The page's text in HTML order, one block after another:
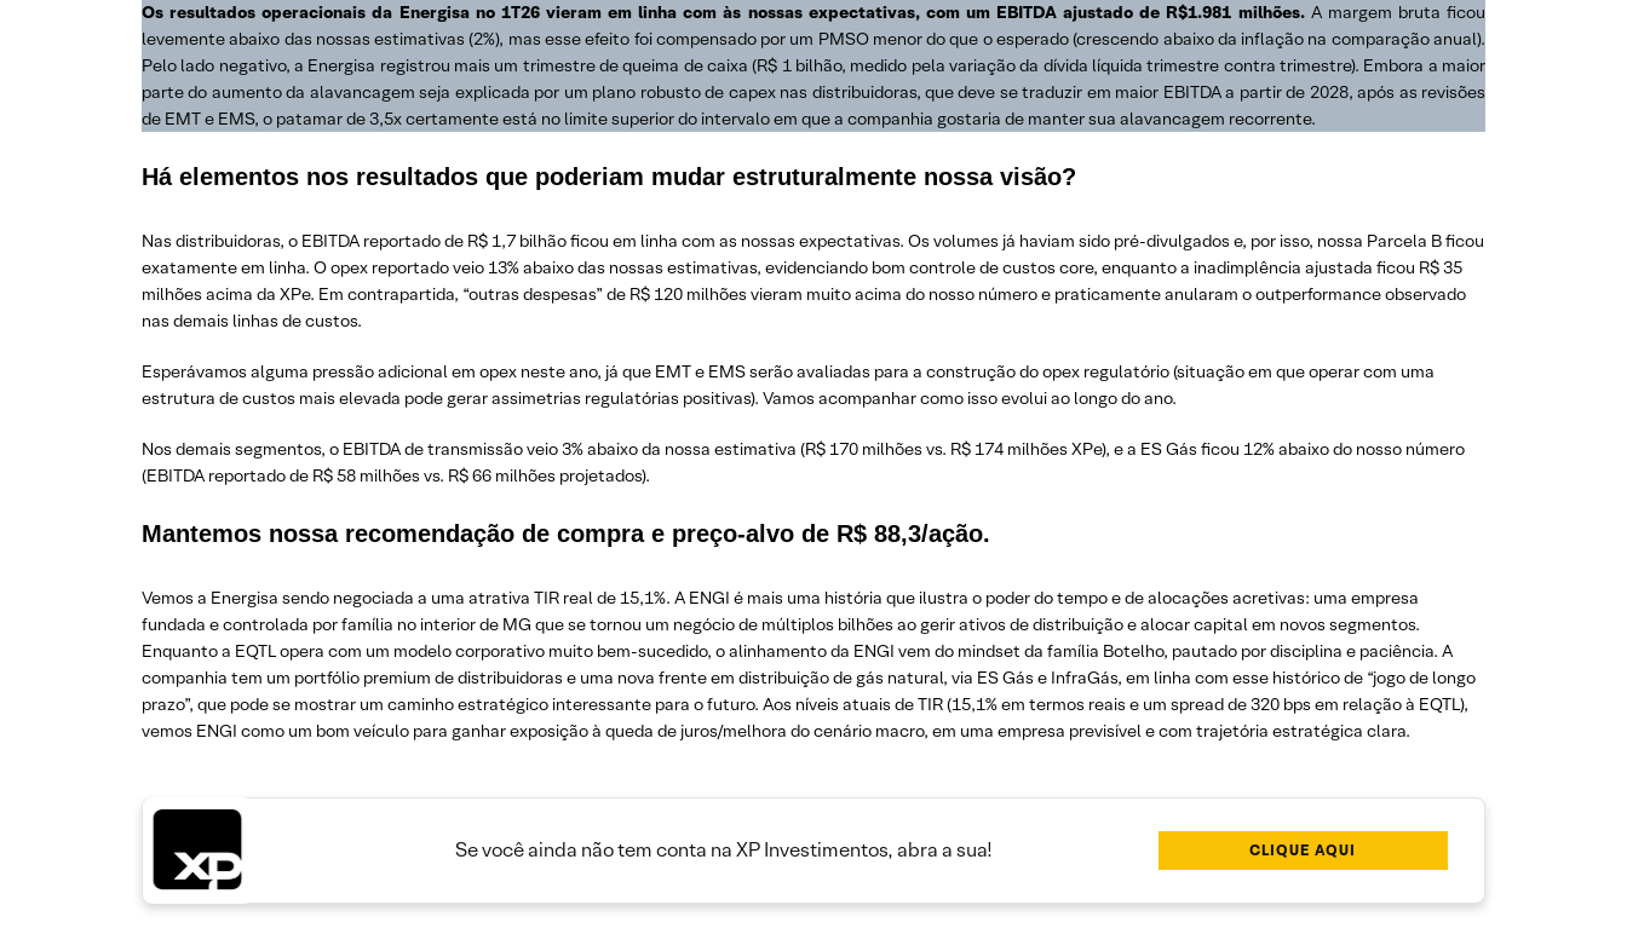
Os resultados operacionais da Energisa no 1T26 vieram em linha com às nossas expectativas, com um EBITDA ajustado de R$1.981 milhões. A margem bruta ficou
levemente abaixo das nossas estimativas (2%), mas esse efeito foi compensado por um PMSO menor do que o esperado (crescendo abaixo da inflação na comparação anual).
Pelo lado negativo, a Energisa registrou mais um trimestre de queima de caixa (R$ 1 bilhão, medido pela variação da dívida líquida trimestre contra trimestre). Embora a maior
parte do aumento da alavancagem seja explicada por um plano robusto de capex nas distribuidoras, que deve se traduzir em maior EBITDA a partir de 2028, após as revisões
de EMT e EMS, o patamar de 3,5x certamente está no limite superior do intervalo em que a companhia gostaria de manter sua alavancagem recorrente.
Há elementos nos resultados que poderiam mudar estruturalmente nossa visão?
Nas distribuidoras, o EBITDA reportado de R$ 1,7 bilhão ficou em linha com as nossas expectativas. Os volumes já haviam sido pré-divulgados e, por isso, nossa Parcela B ficou
exatamente em linha. O opex reportado veio 13% abaixo das nossas estimativas, evidenciando bom controle de custos core, enquanto a inadimplência ajustada ficou R$ 35
milhões acima da XPe. Em contrapartida, “outras despesas” de R$ 120 milhões vieram muito acima do nosso número e praticamente anularam o outperformance observado
nas demais linhas de custos.
Esperávamos alguma pressão adicional em opex neste ano, já que EMT e EMS serão avaliadas para a construção do opex regulatório (situação em que operar com uma
estrutura de custos mais elevada pode gerar assimetrias regulatórias positivas). Vamos acompanhar como isso evolui ao longo do ano.
Nos demais segmentos, o EBITDA de transmissão veio 3% abaixo da nossa estimativa (R$ 170 milhões vs. R$ 174 milhões XPe), e a ES Gás ficou 12% abaixo do nosso número
(EBITDA reportado de R$ 58 milhões vs. R$ 66 milhões projetados).
Mantemos nossa recomendação de compra e preço-alvo de R$ 88,3/ação.
Vemos a Energisa sendo negociada a uma atrativa TIR real de 15,1%. A ENGI é mais uma história que ilustra o poder do tempo e de alocações acretivas: uma empresa
fundada e controlada por família no interior de MG que se tornou um negócio de múltiplos bilhões ao gerir ativos de distribuição e alocar capital em novos segmentos.
Enquanto a EQTL opera com um modelo corporativo muito bem-sucedido, o alinhamento da ENGI vem do mindset da família Botelho, pautado por disciplina e paciência. A
companhia tem um portfólio premium de distribuidoras e uma nova frente em distribuição de gás natural, via ES Gás e InfraGás, em linha com esse histórico de “jogo de longo
prazo”, que pode se mostrar um caminho estratégico interessante para o futuro. Aos níveis atuais de TIR (15,1% em termos reais e um spread de 320 bps em relação à EQTL),
vemos ENGI como um bom veículo para ganhar exposição à queda de juros/melhora do cenário macro, em uma empresa previsível e com trajetória estratégica clara.
Se você ainda não tem conta na XP Investimentos, abra a sua! CLIQUE AQUI